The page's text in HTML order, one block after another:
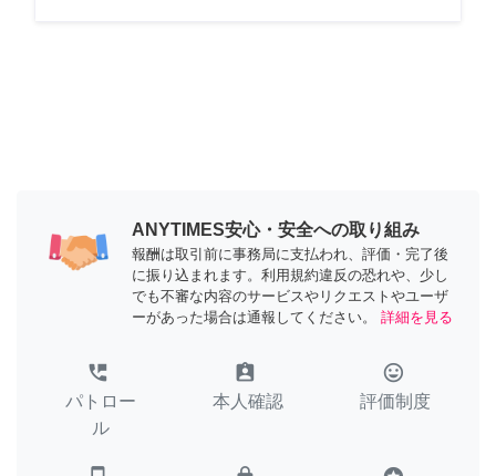
ANYTIMES安心・安全への取り組み
報酬は取引前に事務局に支払われ、評価・完了後
に振り込まれます。利用規約違反の恐れや、少し
でも不審な内容のサービスやリクエストやユーザ
ーがあった場合は通報してください。
詳細を見る
perm_phone_msg
パトロー
ル
assignment_ind
本人確認
tag_faces
評価制度